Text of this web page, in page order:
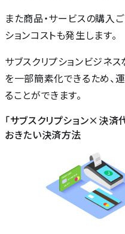
また商品・サービスの購入
ションコストも発生します。
サブスクリプションビジネ
を一部簡素化できるため、
ることができます。
「サブスクリプション×決済
おきたい決済方法